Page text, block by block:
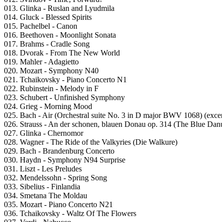
013. Glinka - Ruslan and Lyudmila
014. Gluck - Blessed Spirits
015. Pachelbel - Canon
016. Beethoven - Moonlight Sonata
017. Brahms - Cradle Song
018. Dvorak - From The New World
019. Mahler - Adagietto
020. Mozart - Symphony N40
021. Tchaikovsky - Piano Concerto N1
022. Rubinstein - Melody in F
023. Schubert - Unfinished Symphony
024. Grieg - Morning Mood
025. Bach - Air (Orchestral suite No. 3 in D major BWV 1068)
026. Strauss - An der schonen, blauen Donau op. 314 (The Blue
027. Glinka - Chernomor
028. Wagner - The Ride of the Valkyries (Die Walkure)
029. Bach - Brandenburg Concerto
030. Haydn - Symphony N94 Surprise
031. Liszt - Les Preludes
032. Mendelssohn - Spring Song
033. Sibelius - Finlandia
034. Smetana The Moldau
035. Mozart - Piano Concerto N21
036. Tchaikovsky - Waltz Of The Flowers